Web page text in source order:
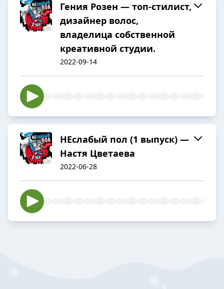
Гения Розен — топ-стилист,
дизайнер волос,
владелица собственной
креативной студии.
2022-09-14
НЕслабый пол (1 выпуск) —
Настя Цветаева
2022-06-28